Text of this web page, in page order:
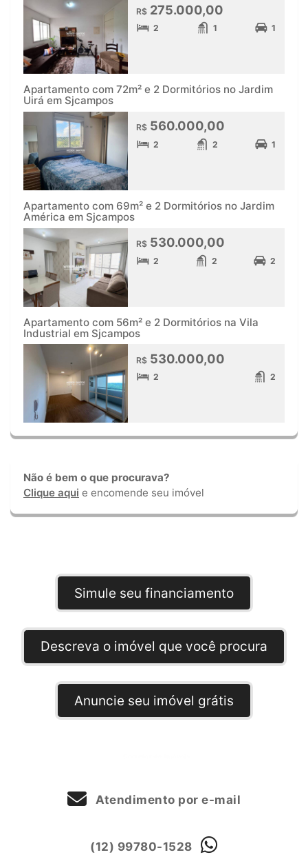
R$ 275.000,00
2 1 1
Apartamento com 72m² e 2 Dormitórios no Jardim
Uirá em Sjcampos
R$ 560.000,00
2 2 1
Apartamento com 69m² e 2 Dormitórios no Jardim
América em Sjcampos
R$ 530.000,00
2 2 2
Apartamento com 56m² e 2 Dormitórios na Vila
Industrial em Sjcampos
R$ 530.000,00
2 2
Não é bem o que procurava?
Clique aqui e encomende seu imóvel
Simule seu financiamento
Descreva o imóvel que você procura
Anuncie seu imóvel grátis
Atendimento por e-mail
(12) 99780-1528